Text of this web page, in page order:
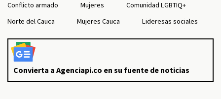
Conflicto armado Mujeres
Comunidad LGBTIQ+
Norte del Cauca
Mujeres Cauca Lideresas sociales
Convierta a Agenciapi.co en su fuente de noticias